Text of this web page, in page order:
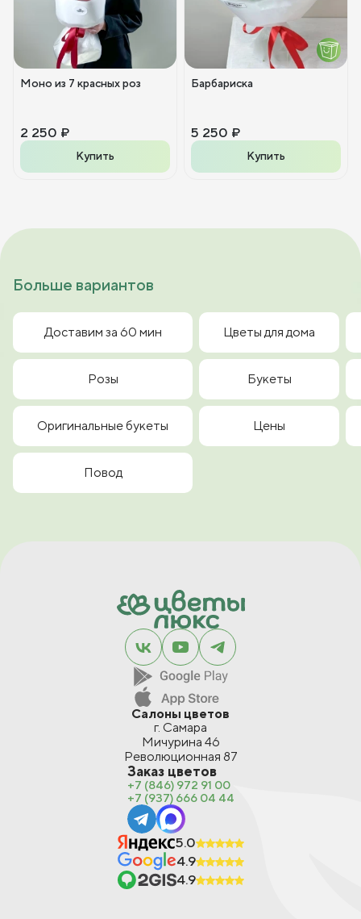
Моно из 7 красных роз
2 250 ₽
Купить
Барбариска
5 250 ₽
Купить
Больше вариантов
Доставим за 60 мин Цветы для дома
Розы Букеты
Оригинальные букеты Цены
Повод
Салоны цветов
г. Самара
Мичурина 46
Революционная 87
Заказ цветов
+7 (846) 972 91 00
+7 (937) 666 04 44
5.0
4.9
4.9